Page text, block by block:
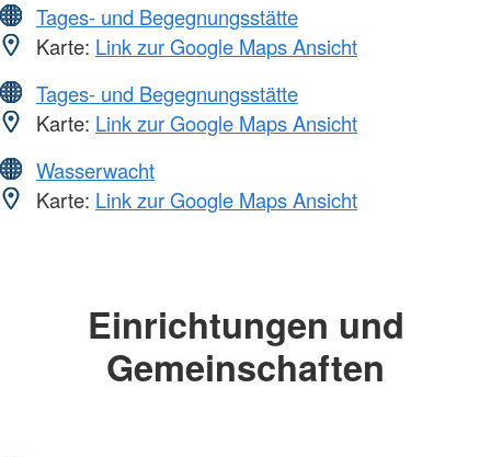
Tages- und Begegnungsstätte
Karte: Link zur Google Maps Ansicht
Tages- und Begegnungsstätte
Karte: Link zur Google Maps Ansicht
Wasserwacht
Karte: Link zur Google Maps Ansicht
Einrichtungen und
Gemeinschaften